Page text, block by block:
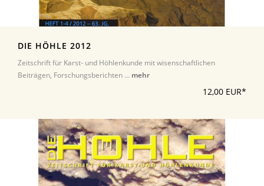
DIE HÖHLE 2012
Zeitschrift für Karst- und Höhlenkunde mit wisenschaftlichen
Beiträgen, Forschungsberichten ... mehr
12,00 EUR*